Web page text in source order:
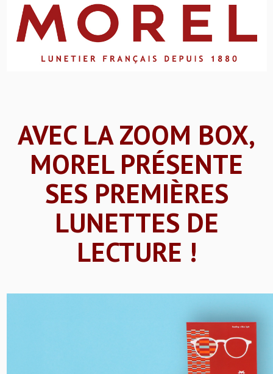
AVEC LA ZOOM BOX,
MOREL PRÉSENTE
SES PREMIÈRES
LUNETTES DE
LECTURE !